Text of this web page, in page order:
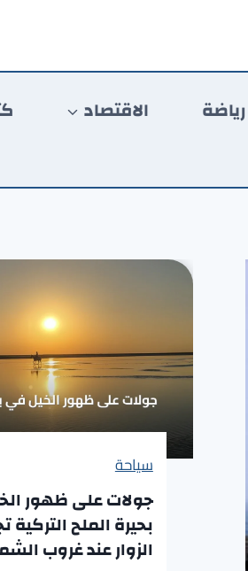
رياضة الاقتصاد
سياحة
جولات على ظهور
بحيرة الملح التركية
الزوار عند غروب